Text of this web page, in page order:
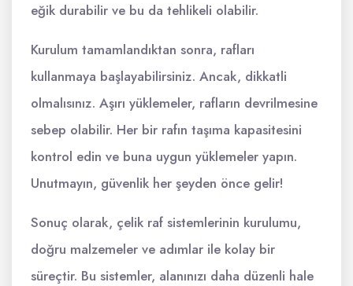
eğik durabilir ve bu da tehlikeli olabilir.
Kurulum tamamlandıktan sonra, rafları
kullanmaya başlayabilirsiniz. Ancak, dikkatli
olmalısınız. Aşırı yüklemeler, rafların devrilmesine
sebep olabilir. Her bir rafın taşıma kapasitesini
kontrol edin ve buna uygun yüklemeler yapın.
Unutmayın, güvenlik her şeyden önce gelir!
Sonuç olarak, çelik raf sistemlerinin kurulumu,
doğru malzemeler ve adımlar ile kolay bir
süreçtir. Bu sistemler, alanınızı daha düzenli hale